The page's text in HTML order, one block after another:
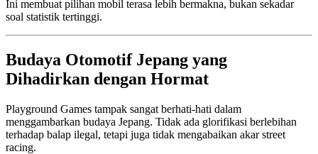
Ini membuat pilihan mobil terasa lebih bermakna, bukan sekadar
soal statistik tertinggi.
Budaya Otomotif Jepang yang
Dihadirkan dengan Hormat
Playground Games tampak sangat berhati-hati dalam
menggambarkan budaya Jepang. Tidak ada glorifikasi berlebihan
terhadap balap ilegal, tetapi juga tidak mengabaikan akar street
racing.